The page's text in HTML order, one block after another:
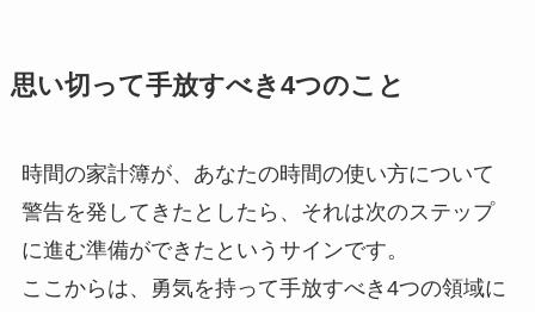
思い切って手放すべき4つのこと
時間の家計簿が、あなたの時間の使い方について
警告を発してきたとしたら、それは次のステップ
に進む準備ができたというサインです。
ここからは、勇気を持って手放すべき4つの領域に